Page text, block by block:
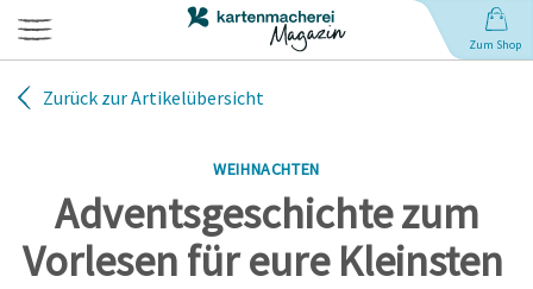
Zum Shop
Babynamen
Zurück zur Artikelübersicht
WEIHNACHTEN
Adventsgeschichte zum
Vorlesen für eure Kleinsten